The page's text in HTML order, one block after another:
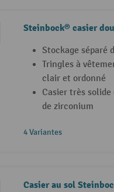
Steinbock® casier
Stockage séparé
Tringles à
clair et ordonné
Casier très
de zirconium
4 Variantes
Casier au sol